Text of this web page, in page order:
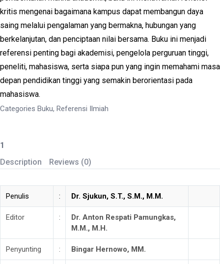
kritis mengenai bagaimana kampus dapat membangun daya
saing melalui pengalaman yang bermakna, hubungan yang
berkelanjutan, dan penciptaan nilai bersama. Buku ini menjadi
referensi penting bagi akademisi, pengelola perguruan tinggi,
peneliti, mahasiswa, serta siapa pun yang ingin memahami masa
depan pendidikan tinggi yang semakin berorientasi pada
mahasiswa.
Categories Buku, Referensi Ilmiah
Mahasiswa,
dan
Akademik:
Refleksi
Pemasaran
Description Reviews (0)
Penulis : Dr. Sjukun, S.T., S.M., M.M.
Editor : Dr. Anton Respati Pamungkas,
M.M., M.H.
Penyunting : Bingar Hernowo, MM.